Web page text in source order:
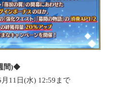
間)◆
11日(水) 12:59まで